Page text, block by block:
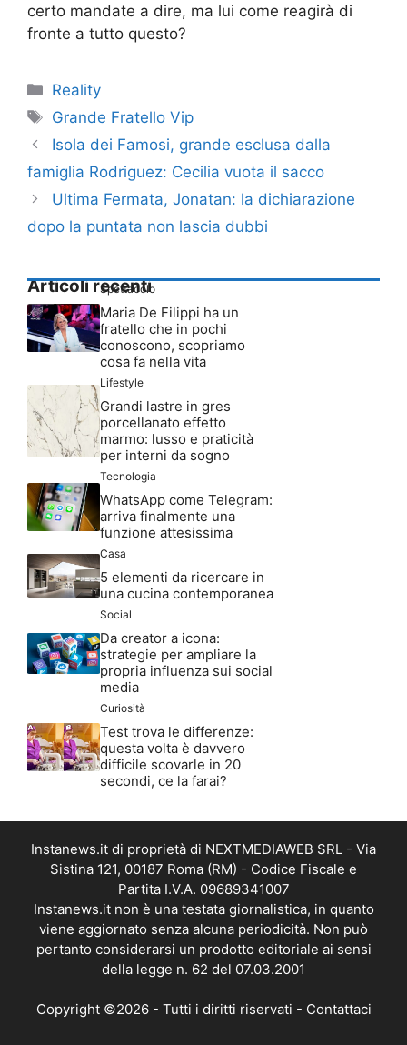
certo mandate a dire, ma lui come reagirà di
fronte a tutto questo?
Categorie
Reality
Tag
Grande Fratello Vip
Isola dei Famosi, grande esclusa dalla
famiglia Rodriguez: Cecilia vuota il sacco
Ultima Fermata, Jonatan: la dichiarazione
dopo la puntata non lascia dubbi
Articoli recenti
Spettacolo
Maria De Filippi ha un
fratello che in pochi
conoscono, scopriamo
cosa fa nella vita
Lifestyle
Grandi lastre in gres
porcellanato effetto
marmo: lusso e praticità
per interni da sogno
Tecnologia
WhatsApp come Telegram:
arriva finalmente una
funzione attesissima
Casa
5 elementi da ricercare in
una cucina contemporanea
Social
Da creator a icona:
strategie per ampliare la
propria influenza sui social
media
Curiosità
Test trova le differenze:
questa volta è davvero
difficile scovarle in 20
secondi, ce la farai?
Instanews.it di proprietà di NEXTMEDIAWEB SRL - Via
Sistina 121, 00187 Roma (RM) - Codice Fiscale e
Partita I.V.A. 09689341007
Instanews.it non è una testata giornalistica, in quanto
viene aggiornato senza alcuna periodicità. Non può
pertanto considerarsi un prodotto editoriale ai sensi
della legge n. 62 del 07.03.2001
Copyright ©2026 - Tutti i diritti riservati - Contattaci